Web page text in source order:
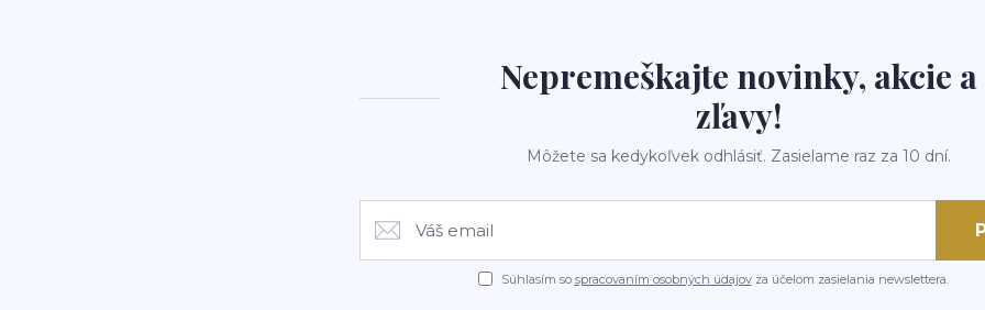
Nepremeškajte novinky, akcie a
zľavy!
Môžete sa kedykoľvek odhlásiť. Zasielame raz za 10 dní.
Súhlasím so spracovaním osobných údajovza účelom zasielania newslettera.